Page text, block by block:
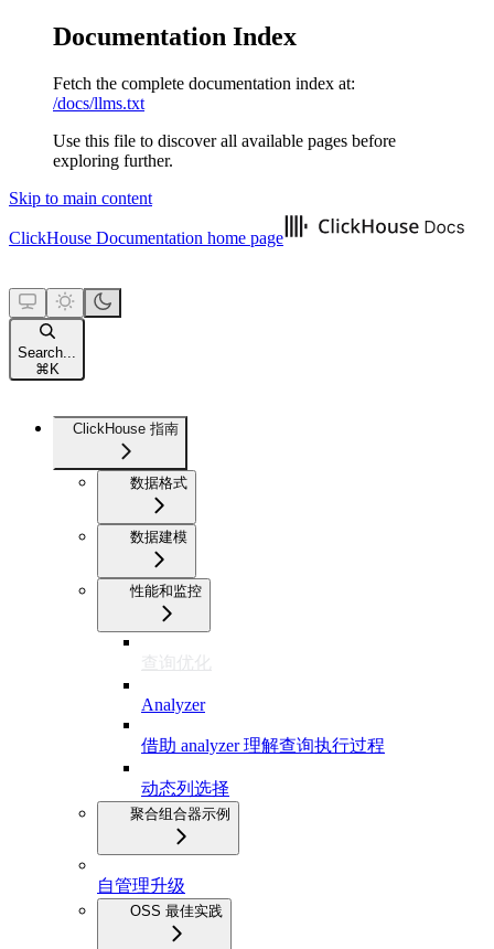
Documentation Index
Fetch the complete documentation index at:
/docs/llms.txt
Use this file to discover all available pages before
exploring further.
Skip to main content
ClickHouse Documentation home page
Search...
⌘ K
ClickHouse 指南
数据格式
数据建模
性能和监控
查询优化
Analyzer
借助 analyzer 理解查询执行过程
动态列选择
聚合组合器示例
自管理升级
OSS 最佳实践